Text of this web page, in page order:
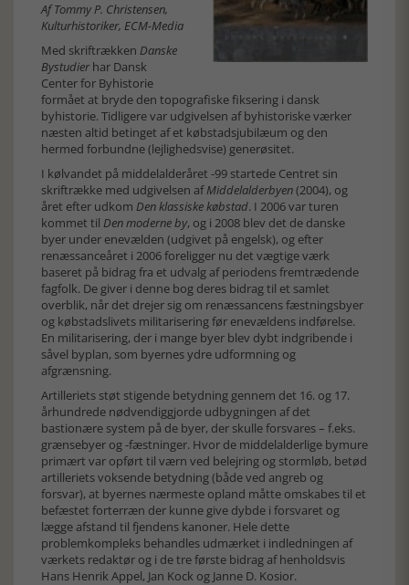
Af Tommy P. Christensen,
Kulturhistoriker, ECM-Media
Med skriftrækken Danske
Bystudierhar Dansk
Center for Byhistorie
formået at bryde den topografiske fiksering i dansk
byhistorie. Tidligere var udgivelsen af byhistoriske værker
næsten altid betinget af et købstadsjubilæum og den
hermed forbundne (lejlighedsvise) generøsitet.
I kølvandet på middelalderåret -99 startede Centret sin
skriftrække med udgivelsen afMiddelalderbyen(2004), og
året efter udkom Den klassiske købstad. I 2006 var turen
kommet til Den moderne by, og i 2008 blev det de danske
byer under enevælden (udgivet på engelsk), og efter
renæssanceåret i 2006 foreligger nu det vægtige værk
baseret på bidrag fra et udvalg af periodens fremtrædende
fagfolk. De giver i denne bog deres bidrag til et samlet
overblik, når det drejer sig om renæssancens fæstningsbyer
og købstadslivets militarisering før enevældens indførelse.
En militarisering, der i mange byer blev dybt indgribende i
såvel byplan, som byernes ydre udformning og
afgrænsning.
Artilleriets støt stigende betydning gennem det 16. og 17.
århundrede nødvendiggjorde udbygningen af det
bastionære system på de byer, der skulle forsvares – f.eks.
grænsebyer og -fæstninger. Hvor de middelalderlige bymure
primært var opført til værn ved belejring og stormløb, betød
artilleriets voksende betydning (både ved angreb og
forsvar), at byernes nærmeste opland måtte omskabes til et
befæstet forterræn der kunne give dybde i forsvaret og
lægge afstand til fjendens kanoner. Hele dette
problemkompleks behandles udmærket i indledningen af
værkets redaktør og i de tre første bidrag af henholdsvis
Hans Henrik Appel, Jan Kock og Janne D. Kosior.